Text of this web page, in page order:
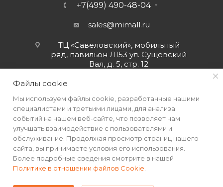
+7(499) 490-48-04
sales@mimall.ru
ТЦ «Савеловский», мобильный
ряд, павильон Л153 ул. Сущевский
Вал, д. 5, стр. 12
2026 © Интернет-магазин MiMall® • Не является публичной
офертой • 2026 г.
Файлы cookie
Мы используем файлы cookie, разработанные нашими
специалистами и третьими лицами, для анализа
событий на нашем веб-сайте, что позволяет нам
улучшать взаимодействие с пользователями и
обслуживание. Продолжая просмотр страниц нашего
сайта, вы принимаете условия его использования.
Более подробные сведения смотрите в нашей
Политике в отношении файлов Cookie